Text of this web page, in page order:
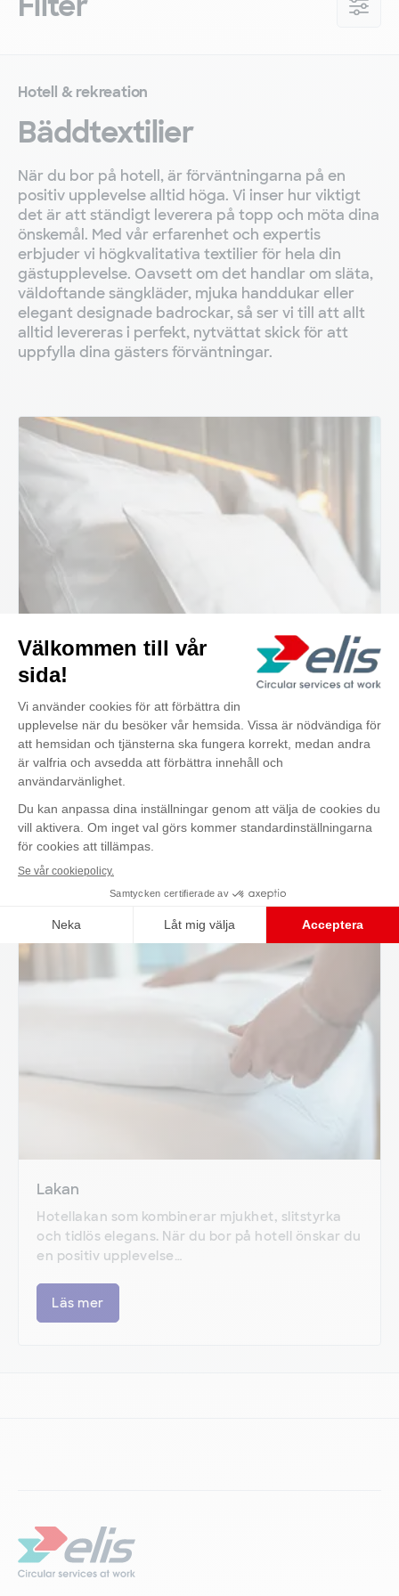
Bäddtextilier
Hotell & rekreation
När du bor på hotell, är förväntningarna på en
positiv upplevelse alltid höga. Vi inser hur viktigt
det är att ständigt leverera på topp och möta dina
önskemål. Med vår erfarenhet och expertis
erbjuder vi högkvalitativa textilier för hela din
gästupplevelse. Oavsett om det handlar om släta,
väldoftande sängkläder, mjuka handdukar eller
elegant designade badrockar, så ser vi till att allt
alltid levereras i perfekt, nytvättat skick för att
uppfylla dina gästers förväntningar.
Bäddlinne
Förhöj gästernas upplevelse med mjukt och
skönt hotellbäddlinne. Vi förstår hur viktigt det är
att alltid överträffa…
Läs mer
Lakan
Hotellakan som kombinerar mjukhet, slitstyrka
och tidlös elegans. När du bor på hotell önskar du
en positiv upplevelse…
Läs mer
Kontakta oss